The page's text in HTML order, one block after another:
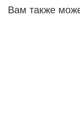
можете у наших
Вам также